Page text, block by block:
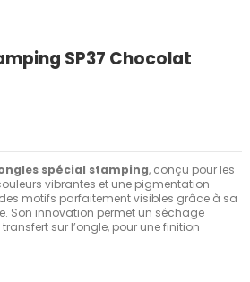
SP37 Chocolat
spécial stamping, conçu pour les
vibrantes et une pigmentation
motifs parfaitement visibles grâce à sa
Son innovation permet un séchage
sur l’ongle, pour une finition